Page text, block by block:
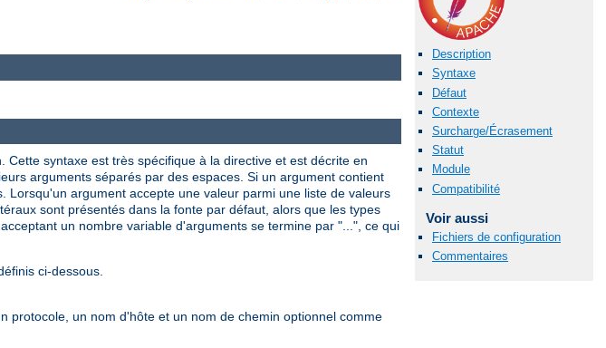
Description
Syntaxe
Défaut
Contexte
Surcharge/Écrasement
Statut
Module
Compatibilité
Voir aussi
Fichiers de configuration
Commentaires
syntaxe est très spécifique à la directive et est décrite en
arguments séparés par des espaces. Si un argument contient
argument accepte une valeur parmi une liste de valeurs
sont présentés dans la fonte par défaut, alors que les types
acceptant un nombre variable d'arguments se termine par "...", ce qui
ci-dessous.
protocole, un nom d'hôte et un nom de chemin optionnel comme